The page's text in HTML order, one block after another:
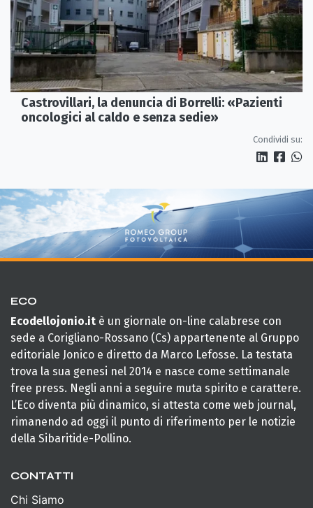
Castrovillari, la denuncia di Borrelli: «Pazienti
oncologici al caldo e senza sedie»
Condividi su:
ECO
Ecodellojonio.it è un giornale on-line calabrese con
sede a Corigliano-Rossano (Cs) appartenente al Gruppo
editoriale Jonico e diretto da Marco Lefosse. La testata
trova la sua genesi nel 2014 e nasce come settimanale
free press. Negli anni a seguire muta spirito e carattere.
L’Eco diventa più dinamico, si attesta come web journal,
rimanendo ad oggi il punto di riferimento per le notizie
della Sibaritide-Pollino.
CONTATTI
Chi Siamo